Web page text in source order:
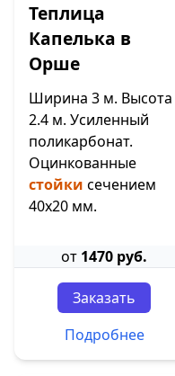
Теплица
Капелька в
Орше
Ширина 3 м. Высота
2.4 м. Усиленный
поликарбонат.
Оцинкованные
стойки сечением
40х20 мм.
от 1470 руб.
Заказать
Подробнее